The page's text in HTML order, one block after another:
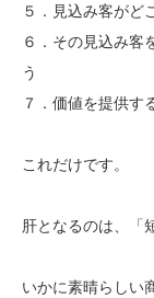
５．見込み客がど
６．その見込み客
う
７．価値を提供す
これだけです。
肝となるのは、「
いかに素晴らしい